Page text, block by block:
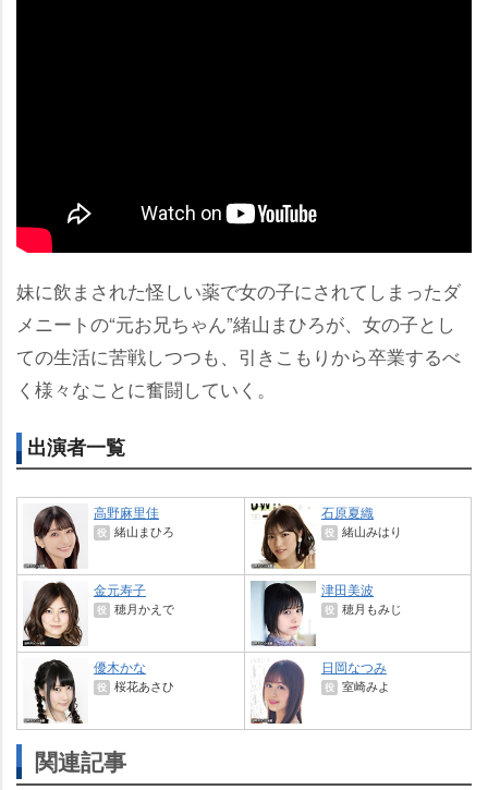
妹に飲まされた怪しい薬で女の子にされてしまったダ
メニートの“元お兄ちゃん”緒山まひろが、女の子とし
ての生活に苦戦しつつも、引きこもりから卒業するべ
く様々なことに奮闘していく。
出演者一覧
高野麻里佳
役 緒山まひろ
石原夏織
役 緒山みはり
金元寿子
役 穂月かえで
津田美波
役 穂月もみじ
優木かな
役 桜花あさひ
日岡なつみ
役 室崎みよ
関連記事